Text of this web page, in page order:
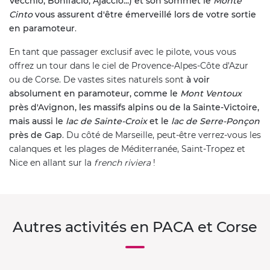
Cintovous assurent d'être émerveillé lors de votre sortie
en paramoteur.
En tant que passager exclusif avec le pilote, vous vous
offrez un tour dans le ciel de Provence-Alpes-Côte d'Azur
ou de Corse. De vastes sites naturels sont à voir
absolument en paramoteur, comme le Mont Ventoux
près d'Avignon, les massifs alpins ou de la Sainte-Victoire,
mais aussi le lac de Sainte-Croixet le lac de Serre-Ponçon
près de Gap. Du côté de Marseille, peut-être verrez-vous les
calanques et les plages de Méditerranée, Saint-Tropez et
Nice en allant sur la french riviera!
Autres activités en PACA et Corse